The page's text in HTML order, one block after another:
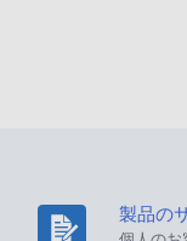
製品の